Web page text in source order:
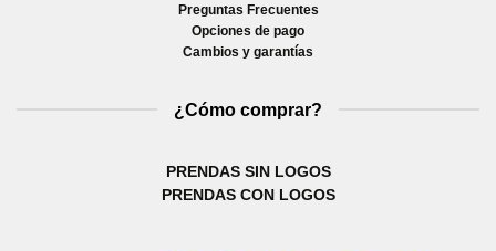
Preguntas Frecuentes
Opciones de pago
Cambios y garantías
¿Cómo comprar?
PRENDAS SIN LOGOS
PRENDAS CON LOGOS